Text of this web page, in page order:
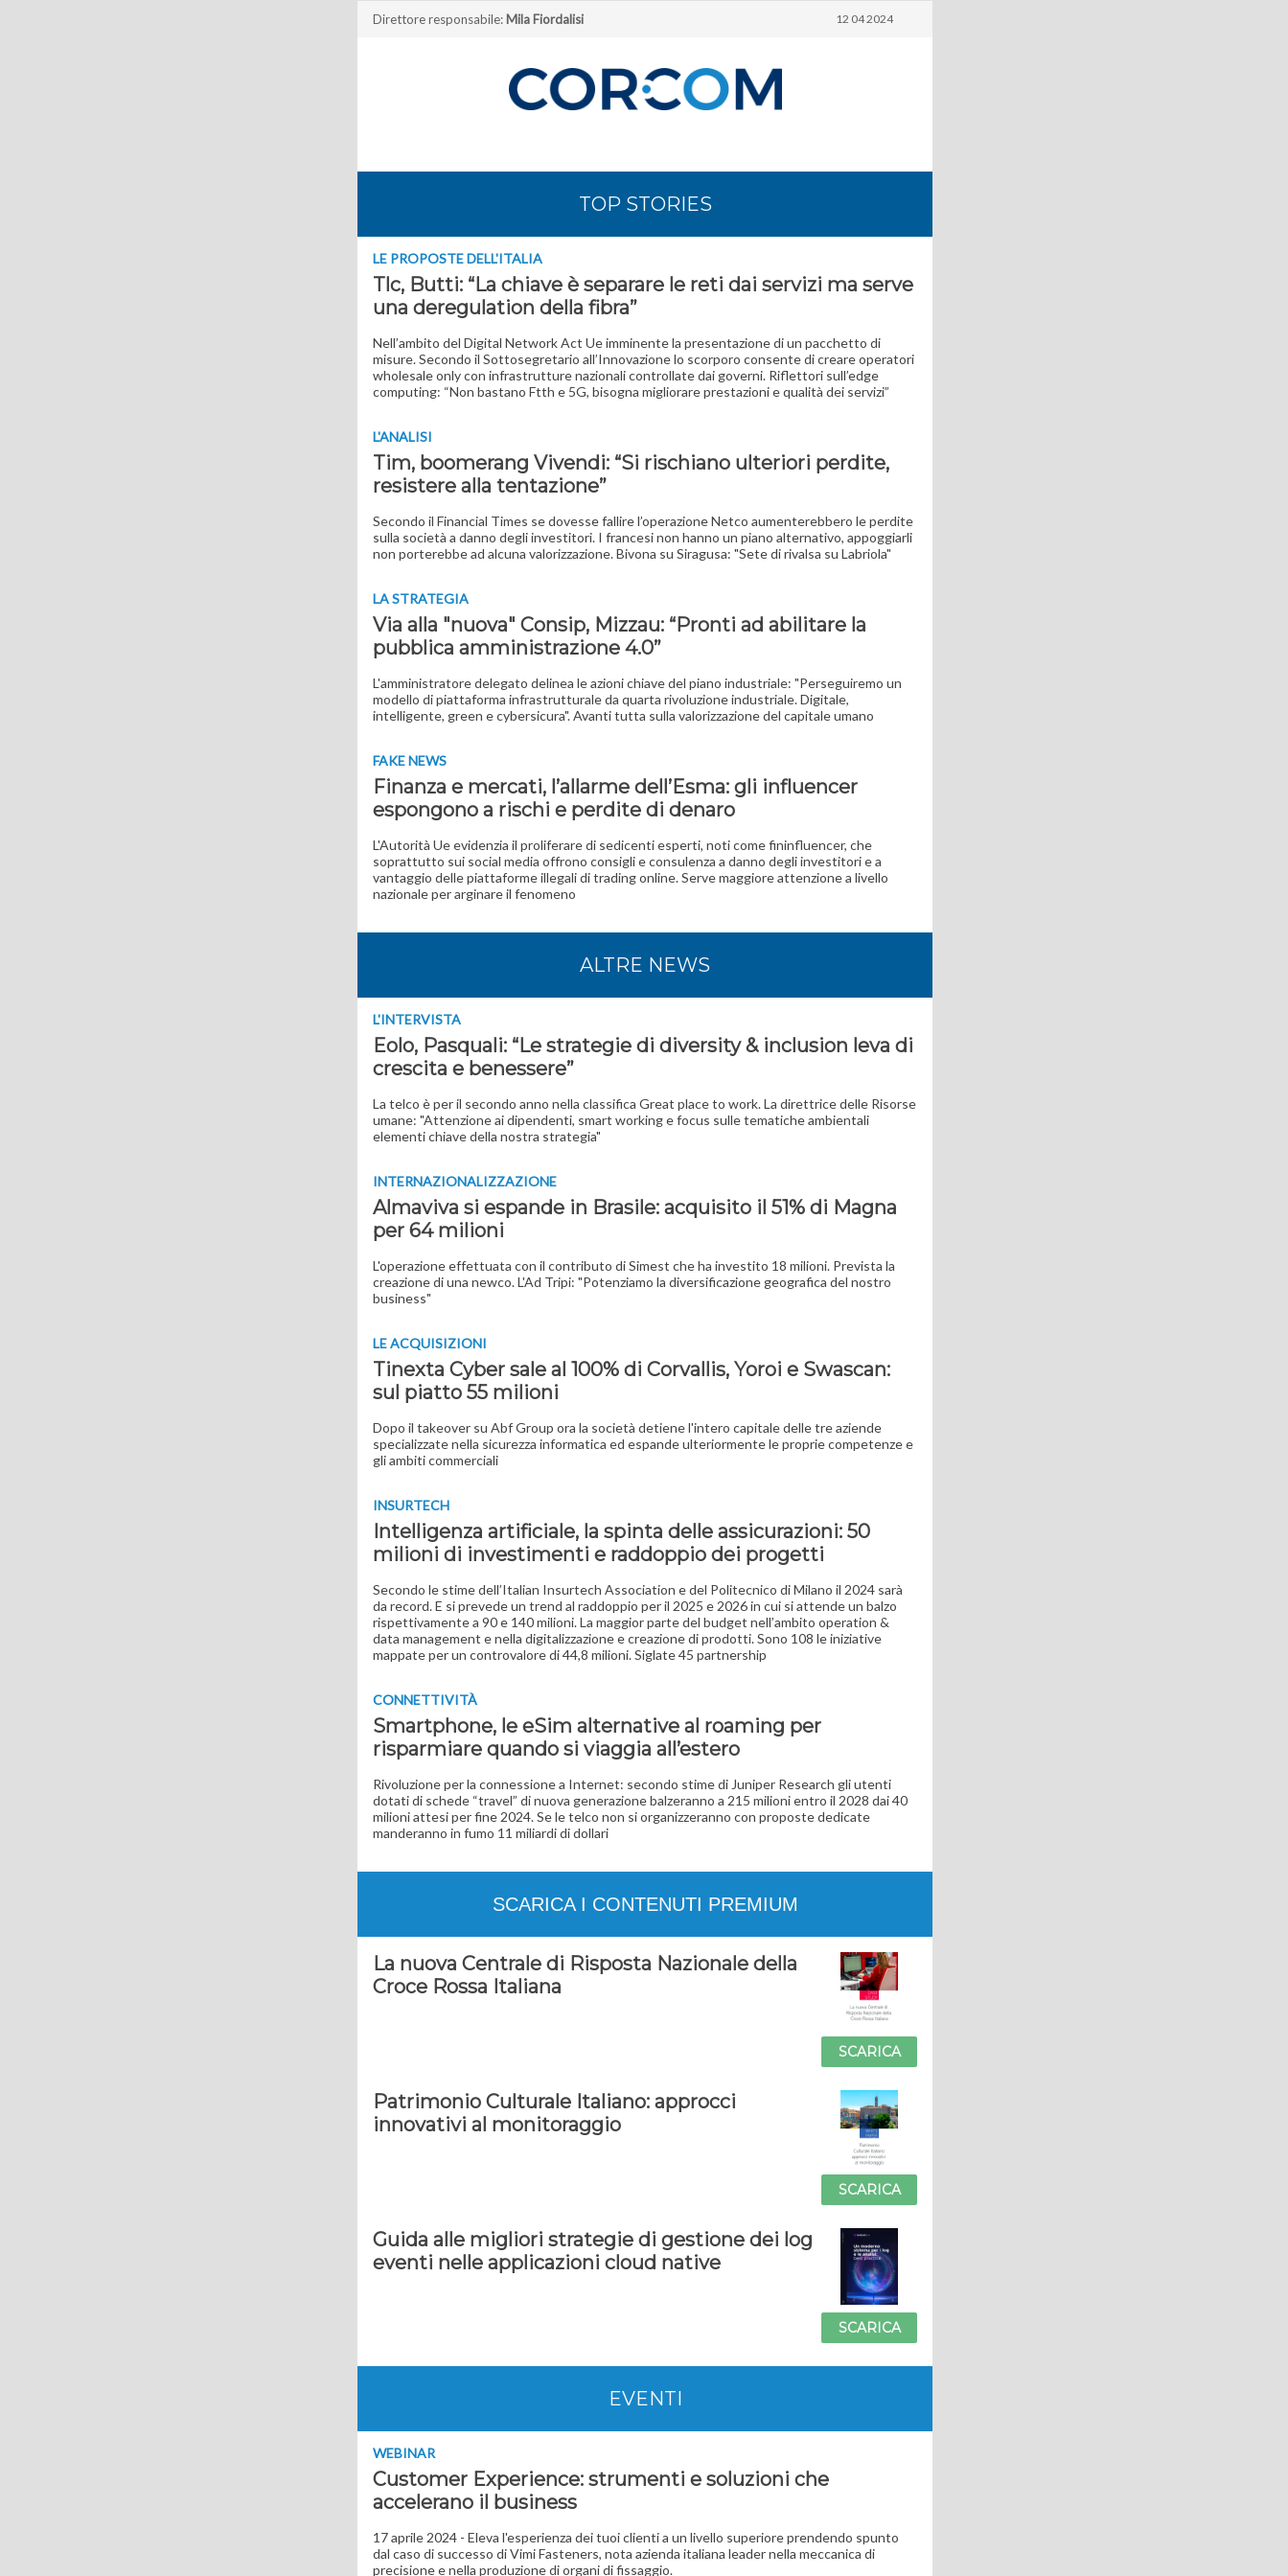
Direttore responsabile: Mila Fiordalisi 12 04 2024
TOP STORIES
LE PROPOSTE DELL'ITALIA
Tlc, Butti: “La chiave è separare le reti dai servizi ma serve
una deregulation della fibra”
Nell’ambito del Digital Network Act Ue imminente la presentazione di un pacchetto di
misure. Secondo il Sottosegretario all’Innovazione lo scorporo consente di creare operatori
wholesale only con infrastrutture nazionali controllate dai governi. Riflettori sull’edge
computing: “Non bastano Ftth e 5G, bisogna migliorare prestazioni e qualità dei servizi”
L'ANALISI
Tim, boomerang Vivendi: “Si rischiano ulteriori perdite,
resistere alla tentazione”
Secondo il Financial Times se dovesse fallire l’operazione Netco aumenterebbero le perdite
sulla società a danno degli investitori. I francesi non hanno un piano alternativo, appoggiarli
non porterebbe ad alcuna valorizzazione. Bivona su Siragusa: "Sete di rivalsa su Labriola"
LA STRATEGIA
Via alla "nuova" Consip, Mizzau: “Pronti ad abilitare la
pubblica amministrazione 4.0”
L'amministratore delegato delinea le azioni chiave del piano industriale: "Perseguiremo un
modello di piattaforma infrastrutturale da quarta rivoluzione industriale. Digitale,
intelligente, green e cybersicura". Avanti tutta sulla valorizzazione del capitale umano
FAKE NEWS
Finanza e mercati, l’allarme dell’Esma: gli influencer
espongono a rischi e perdite di denaro
L'Autorità Ue evidenzia il proliferare di sedicenti esperti, noti come fininfluencer, che
soprattutto sui social media offrono consigli e consulenza a danno degli investitori e a
vantaggio delle piattaforme illegali di trading online. Serve maggiore attenzione a livello
nazionale per arginare il fenomeno
ALTRE NEWS
L'INTERVISTA
Eolo, Pasquali: “Le strategie di diversity & inclusion leva di
crescita e benessere”
La telco è per il secondo anno nella classifica Great place to work. La direttrice delle Risorse
umane: "Attenzione ai dipendenti, smart working e focus sulle tematiche ambientali
elementi chiave della nostra strategia"
INTERNAZIONALIZZAZIONE
Almaviva si espande in Brasile: acquisito il 51% di Magna
per 64 milioni
L'operazione effettuata con il contributo di Simest che ha investito 18 milioni. Prevista la
creazione di una newco. L'Ad Tripi: "Potenziamo la diversificazione geografica del nostro
business"
LE ACQUISIZIONI
Tinexta Cyber sale al 100% di Corvallis, Yoroi e Swascan:
sul piatto 55 milioni
Dopo il takeover su Abf Group ora la società detiene l'intero capitale delle tre aziende
specializzate nella sicurezza informatica ed espande ulteriormente le proprie competenze e
gli ambiti commerciali
INSURTECH
Intelligenza artificiale, la spinta delle assicurazioni: 50
milioni di investimenti e raddoppio dei progetti
Secondo le stime dell’Italian Insurtech Association e del Politecnico di Milano il 2024 sarà
da record. E si prevede un trend al raddoppio per il 2025 e 2026 in cui si attende un balzo
rispettivamente a 90 e 140 milioni. La maggior parte del budget nell’ambito operation &
data management e nella digitalizzazione e creazione di prodotti. Sono 108 le iniziative
mappate per un controvalore di 44,8 milioni. Siglate 45 partnership
CONNETTIVITÀ
Smartphone, le eSim alternative al roaming per
risparmiare quando si viaggia all’estero
Rivoluzione per la connessione a Internet: secondo stime di Juniper Research gli utenti
dotati di schede “travel” di nuova generazione balzeranno a 215 milioni entro il 2028 dai 40
milioni attesi per fine 2024. Se le telco non si organizzeranno con proposte dedicate
manderanno in fumo 11 miliardi di dollari
SCARICA I CONTENUTI PREMIUM
La nuova Centrale di Risposta Nazionale della
Croce Rossa Italiana
SCARICA
Patrimonio Culturale Italiano: approcci
innovativi al monitoraggio
SCARICA
Guida alle migliori strategie di gestione dei log
eventi nelle applicazioni cloud native
SCARICA
EVENTI
WEBINAR
Customer Experience: strumenti e soluzioni che
accelerano il business
17 aprile 2024 - Eleva l'esperienza dei tuoi clienti a un livello superiore prendendo spunto
dal caso di successo di Vimi Fasteners, nota azienda italiana leader nella meccanica di
precisione e nella produzione di organi di fissaggio.